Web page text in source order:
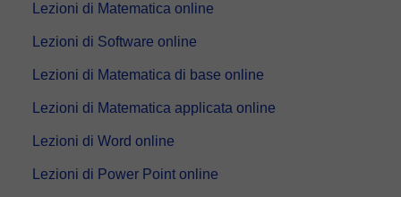
Lezioni di Matematica online
Lezioni di Software online
Lezioni di Matematica di base online
Lezioni di Matematica applicata online
Lezioni di Word online
Lezioni di Power Point online